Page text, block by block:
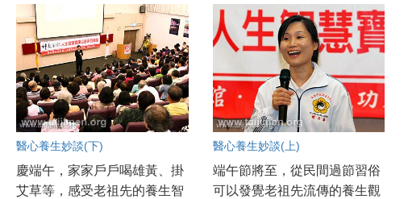
醫心養生妙談(下)
慶端午，家家戶戶喝雄黃、掛
艾草等，感受老祖先的養生智
醫心養生妙談(上)
端午節將至，從民間過節習俗
可以發覺老祖先流傳的養生觀